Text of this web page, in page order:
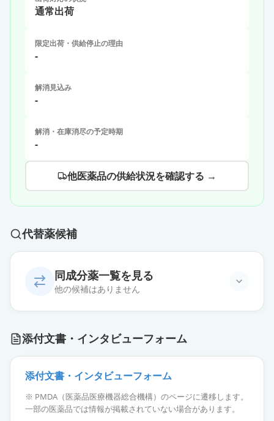
通常出荷
限定出荷・供給停止の理由
-
解消見込み
-
解消・在庫消尽の予定時期
-
他医薬品の供給状況を確認する →
代替薬候補
同成分薬一覧を見る
他の候補はありません
添付文書・インタビューフォーム
添付文書・インタビューフォーム
※ PMDA（医薬品医療機器総合機構）のページに遷移します。
一部の医薬品では情報が掲載されていない場合があります。